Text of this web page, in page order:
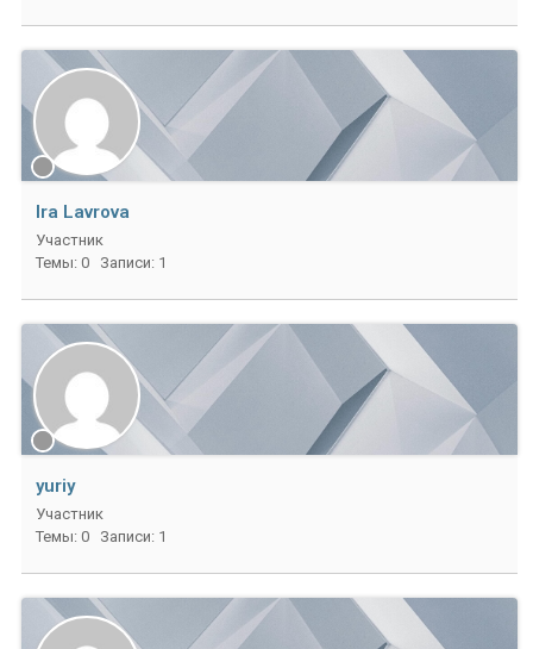
Ira Lavrova
Участник
Темы: 0
Записи: 1
yuriy
Участник
Темы: 0
Записи: 1